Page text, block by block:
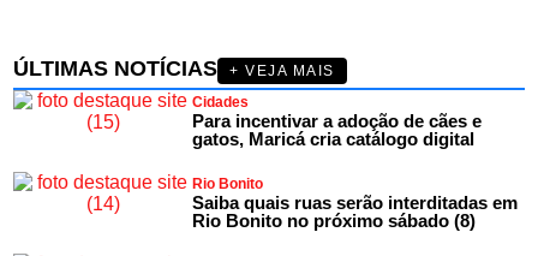
ÚLTIMAS NOTÍCIAS
+ VEJA MAIS
Cidades
Para incentivar a adoção de cães e
gatos, Maricá cria catálogo digital
Rio Bonito
Saiba quais ruas serão interditadas em
Rio Bonito no próximo sábado (8)